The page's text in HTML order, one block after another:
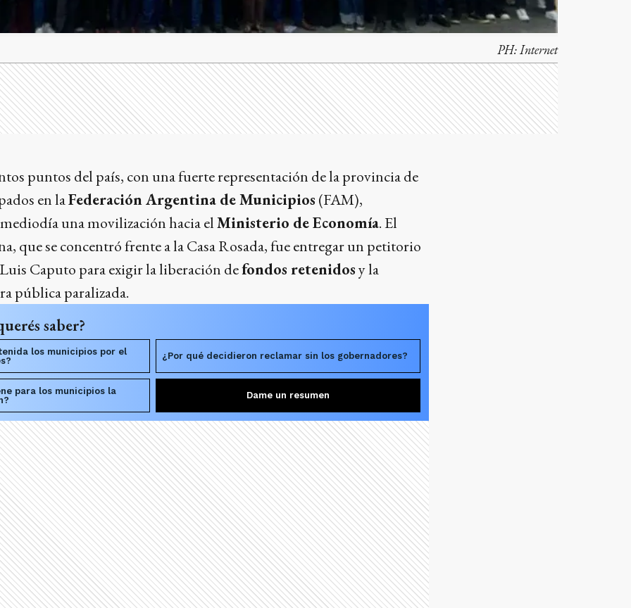
PH:Internet
puntos del país, con una fuerte representación de la provincia de
en laFederación Argentina de Municipios (FAM),
una movilización hacia elMinisterio de Economía. El
que se concentró frente a la Casa Rosada, fue entregar un petitorio
Caputo para exigir la liberación defondos retenidosy la
pública paralizada.
saber?
los municipios por el
¿Por qué decidieron reclamar sin los gobernadores?
para los municipios la
Dame un resumen